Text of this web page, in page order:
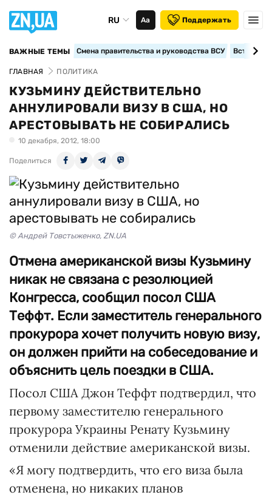
RU Аа Поддержать
ВАЖНЫЕ ТЕМЫ Смена правительства и руководства ВСУ
ГЛАВНАЯ ПОЛИТИКА
КУЗЬМИНУ ДЕЙСТВИТЕЛЬНО
АННУЛИРОВАЛИ ВИЗУ В США, НО
АРЕСТОВЫВАТЬ НЕ СОБИРАЛИСЬ
10 декабря, 2012, 18:00
Поделиться
© Андрей Товстыженко, ZN.UA
Отмена американской визы Кузьмину
никак не связана с резолюцией
Конгресса, сообщил посол США
Теффт. Если заместитель генерального
прокурора хочет получить новую визу,
он должен прийти на собеседование и
объяснить цель поездки в США.
Посол США Джон Теффт подтвердил, что
первому заместителю генерального
прокурора Украины Ренату Кузьмину
отменили действие американской визы.
«Я могу подтвердить, что его виза была
отменена, но никаких планов